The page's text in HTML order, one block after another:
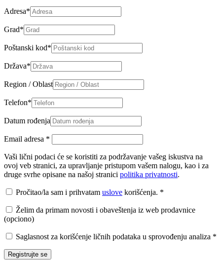
Adresa*
Grad*
Poštanski kod*
Država*
Region / Oblast
Telefon*
Datum rođenja
Email adresa *
Vaši lični podaci će se koristiti za podržavanje vašeg iskustva na
ovoj veb stranici, za upravljanje pristupom vašem nalogu, kao i za
druge svrhe opisane na našoj stranici politika privatnosti.
Pročitao/la sam i prihvatam uslove korišćenja. *
Želim da primam novosti i obaveštenja iz web prodavnice
(opciono)
Saglasnost za korišćenje ličnih podataka u sprovođenju analiza *
Registrujte se